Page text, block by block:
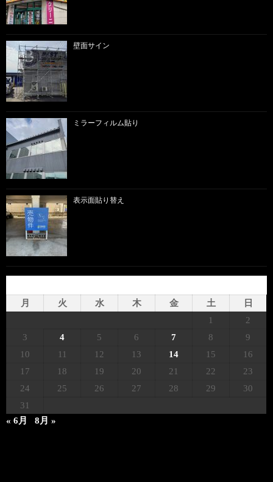
壁面サイン
ミラーフィルム貼り
表示面貼り替え
月
火 水 木 金 土
日
1
2
3
4 5 6 7 8
9
10
11 12 13 14 15
16
17
18 19 20 21 22
23
24
25 26 27 28 29
30
31
« 6月
8月 »